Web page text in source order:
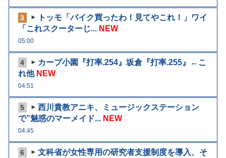
3
トッモ「バイク買ったわ！見てやこれ！」ワイ
「これスクーターじ... NEW
05:00
4
カープ小園『打率.254』坂倉『打率.255』←こ
れ他 NEW
04:51
5
西川貴教アニキ、ミュージックステーション
で”魅惑のマーメイド... NEW
04:45
6
文科省が女性専用の研究者支援制度を導入、そ